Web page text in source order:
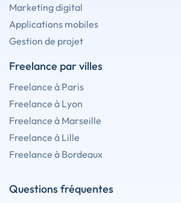
Marketing digital
Applications mobiles
Gestion de projet
Freelance par villes
Freelance à Paris
Freelance à Lyon
Freelance à Marseille
Freelance à Lille
Freelance à Bordeaux
Questions fréquentes